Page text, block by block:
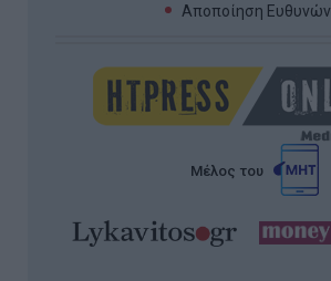
Αποποίηση Ευθυνών
Μέλος του